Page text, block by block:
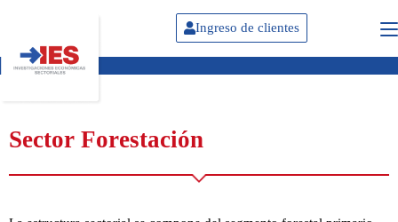
Ingreso de clientes
Sector Forestación